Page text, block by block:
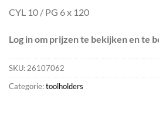
CYL 10 / PG 6 x 120
Log in om prijzen te bekijken en te
SKU: 26107062
Categorie:toolholders